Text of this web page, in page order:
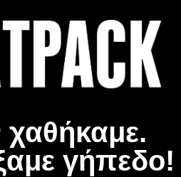
χαθήκαμε.
γήπεδο!